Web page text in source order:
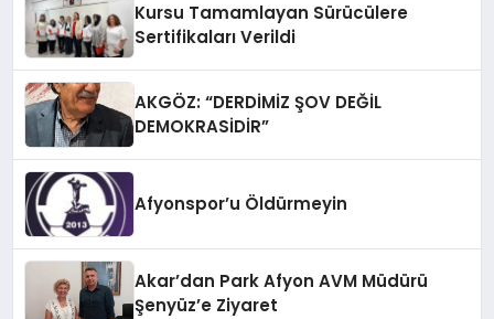
Kursu Tamamlayan Sürücülere
Sertifikaları Verildi
AKGÖZ: “DERDİMİZ ŞOV DEĞİL
DEMOKRASİDİR”
Afyonspor’u Öldürmeyin
Akar’dan Park Afyon AVM Müdürü
Şenyüz’e Ziyaret